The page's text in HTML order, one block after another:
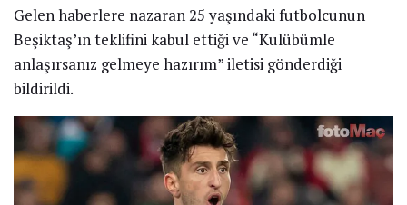
Gelen haberlere nazaran 25 yaşındaki futbolcunun
Beşiktaş’ın teklifini kabul ettiği ve “Kulübümle
anlaşırsanız gelmeye hazırım” iletisi gönderdiği
bildirildi.